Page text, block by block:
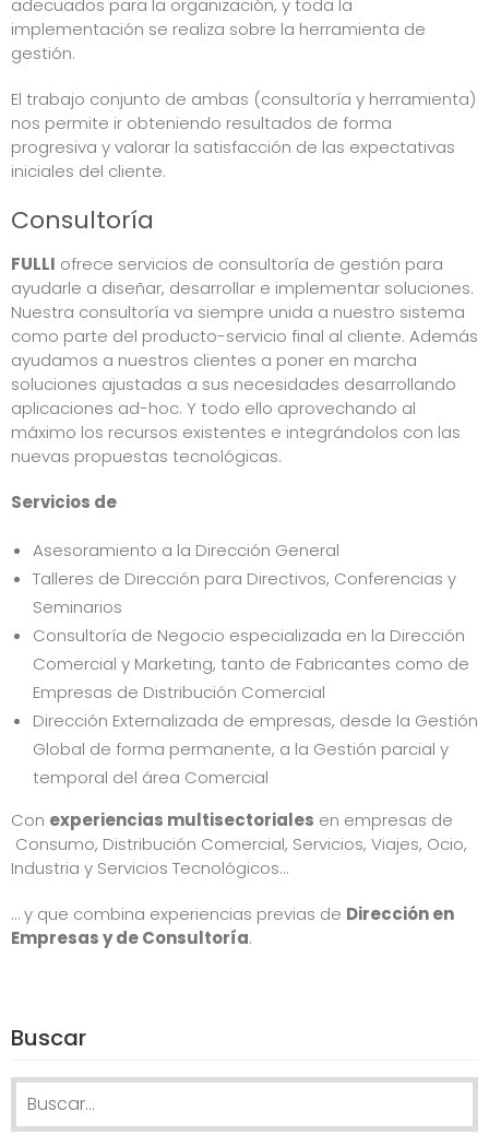
implementación se realiza sobre la herramienta de
gestión.
El trabajo conjunto de ambas (consultoría y herramienta)
nos permite ir obteniendo resultados de forma
progresiva y valorar la satisfacción de las expectativas
iniciales del cliente.
Consultoría
FULLI ofrece servicios de consultoría de gestión para
ayudarle a diseñar, desarrollar e implementar soluciones.
Nuestra consultoría va siempre unida a nuestro sistema
como parte del producto-servicio final al cliente. Además
ayudamos a nuestros clientes a poner en marcha
soluciones ajustadas a sus necesidades desarrollando
aplicaciones ad-hoc. Y todo ello aprovechando al
máximo los recursos existentes e integrándolos con las
nuevas propuestas tecnológicas.
Servicios de
Asesoramiento a la Dirección General
Talleres de Dirección para Directivos, Conferencias y
Seminarios
Consultoría de Negocio especializada en la Dirección
Comercial y Marketing, tanto de Fabricantes como de
Empresas de Distribución Comercial
Dirección Externalizada de empresas, desde la Gestión
Global de forma permanente, a la Gestión parcial y
temporal del área Comercial
Con experiencias multisectoriales en empresas de
Consumo, Distribución Comercial, Servicios, Viajes, Ocio,
Industria y Servicios Tecnológicos…
… y que combina experiencias previas de Dirección en
Empresas y de Consultoría.
Buscar